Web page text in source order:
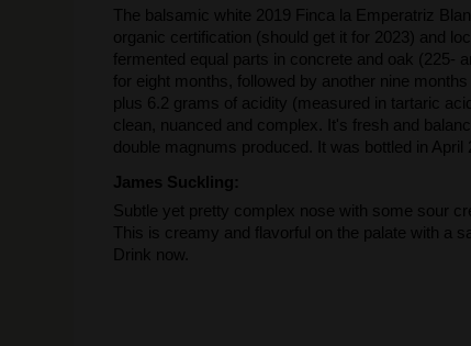
The balsamic white 2019 Finca la Emperatriz
organic certification (should get it for 2023) and
fermented equal parts in concrete and oak (225-
for eight months, followed by another nine
plus 6.2 grams of acidity (measured in tartaric
clean, nuanced and complex. It's fresh and
double magnums produced. It was bottled in April
James Suckling:
Subtle yet pretty complex nose with some sour
This is creamy and flavorful on the palate with a
Drink now.